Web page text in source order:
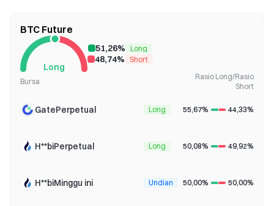
BTC Future
Long
51,26% Long
48,74% Short
Bursa
Rasio Long/Rasio
Short
GatePerpetual Long 55,67% 44,33%
H**biPerpetual Long 50,08% 49,92%
H**biMinggu ini Undian 50,00% 50,00%